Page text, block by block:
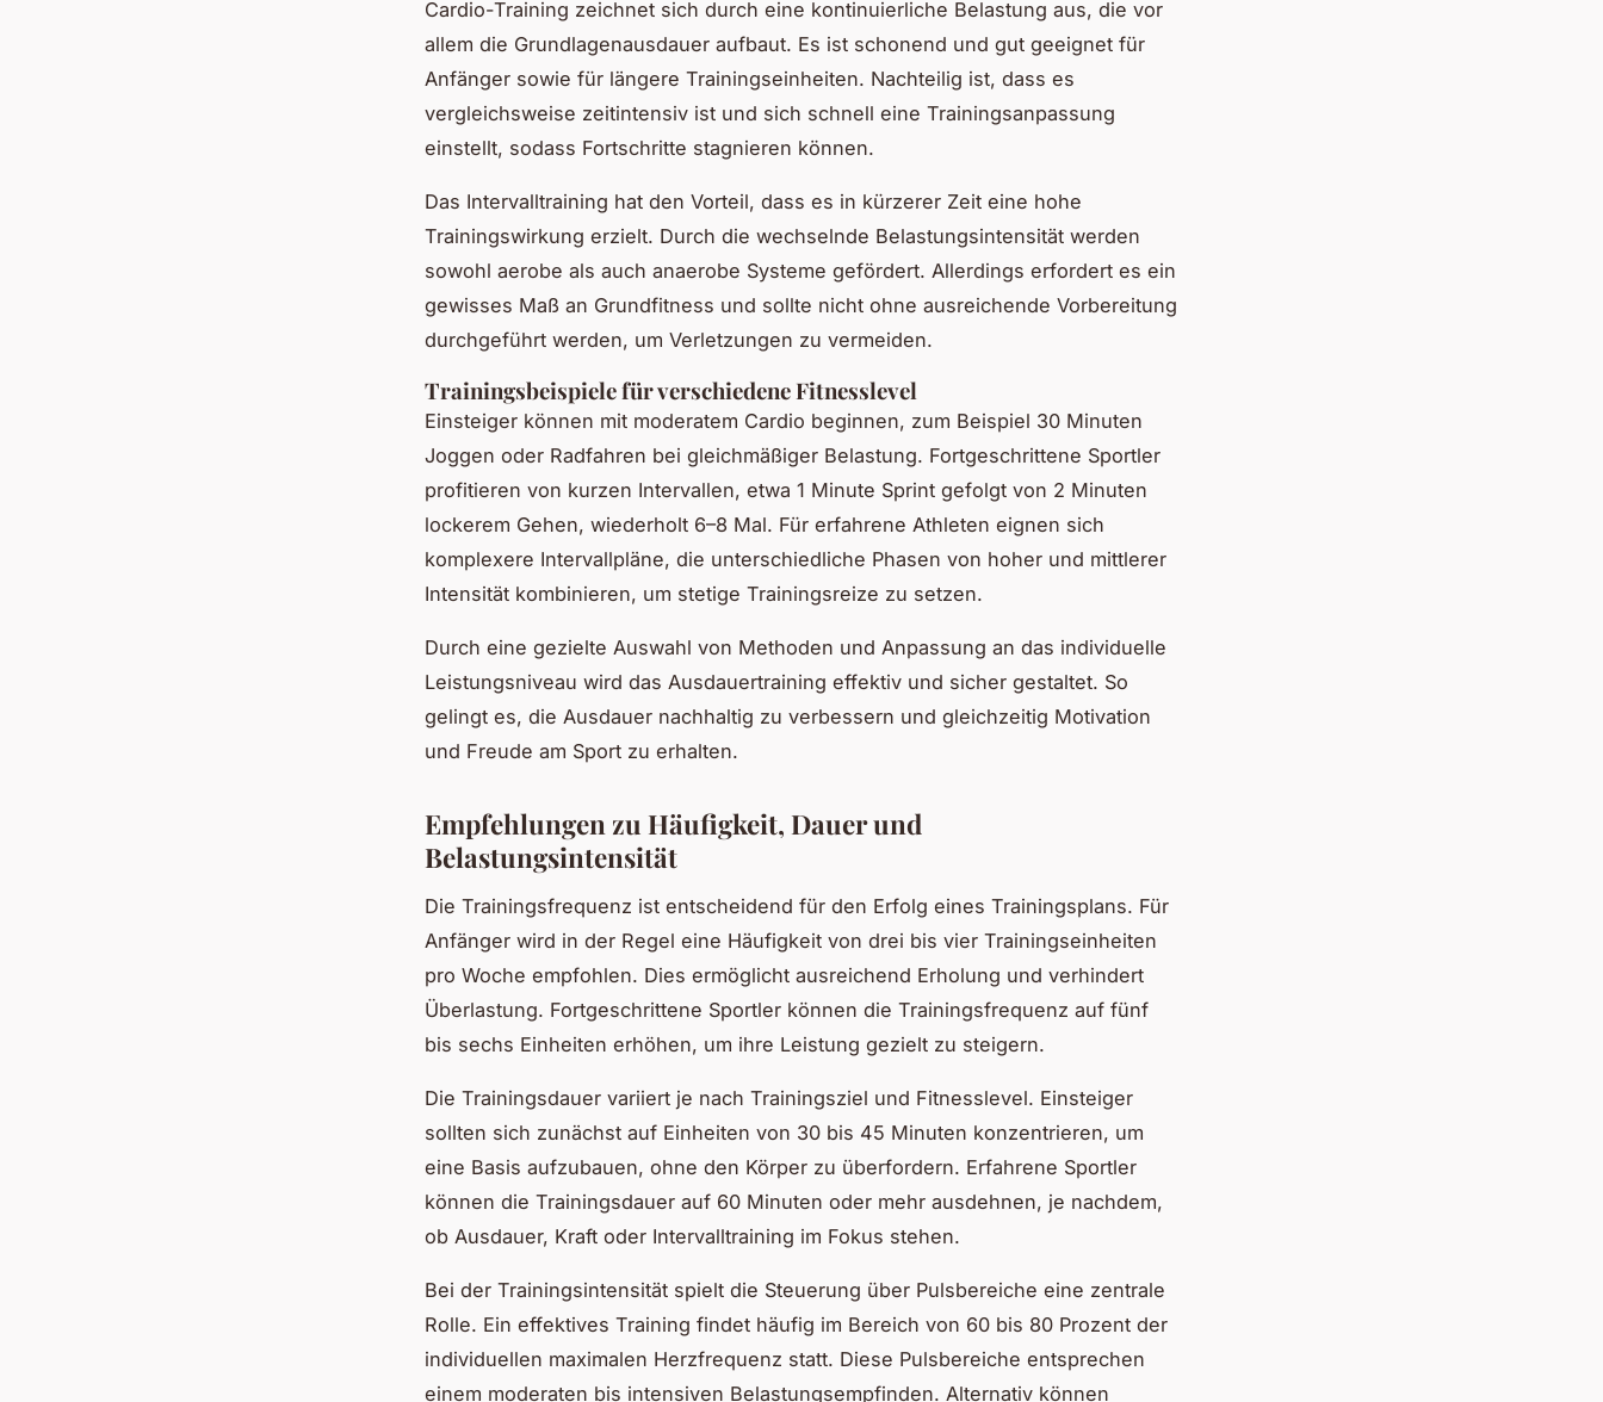
Cardio-Training zeichnet sich durch eine kontinuierliche Belastung aus, die vor
allem die Grundlagenausdauer aufbaut. Es ist schonend und gut geeignet für
Anfänger sowie für längere Trainingseinheiten. Nachteilig ist, dass es
vergleichsweise zeitintensiv ist und sich schnell eine Trainingsanpassung
einstellt, sodass Fortschritte stagnieren können.
Das Intervalltraining hat den Vorteil, dass es in kürzerer Zeit eine hohe
Trainingswirkung erzielt. Durch die wechselnde Belastungsintensität werden
sowohl aerobe als auch anaerobe Systeme gefördert. Allerdings erfordert es ein
gewisses Maß an Grundfitness und sollte nicht ohne ausreichende Vorbereitung
durchgeführt werden, um Verletzungen zu vermeiden.
Trainingsbeispiele für verschiedene Fitnesslevel
Einsteiger können mit moderatem Cardio beginnen, zum Beispiel 30 Minuten
Joggen oder Radfahren bei gleichmäßiger Belastung. Fortgeschrittene Sportler
profitieren von kurzen Intervallen, etwa 1 Minute Sprint gefolgt von 2 Minuten
lockerem Gehen, wiederholt 6–8 Mal. Für erfahrene Athleten eignen sich
komplexere Intervallpläne, die unterschiedliche Phasen von hoher und mittlerer
Intensität kombinieren, um stetige Trainingsreize zu setzen.
Durch eine gezielte Auswahl von Methoden und Anpassung an das individuelle
Leistungsniveau wird das Ausdauertraining effektiv und sicher gestaltet. So
gelingt es, die Ausdauer nachhaltig zu verbessern und gleichzeitig Motivation
und Freude am Sport zu erhalten.
Empfehlungen zu Häufigkeit, Dauer und
Belastungsintensität
Die Trainingsfrequenz ist entscheidend für den Erfolg eines Trainingsplans. Für
Anfänger wird in der Regel eine Häufigkeit von drei bis vier Trainingseinheiten
pro Woche empfohlen. Dies ermöglicht ausreichend Erholung und verhindert
Überlastung. Fortgeschrittene Sportler können die Trainingsfrequenz auf fünf
bis sechs Einheiten erhöhen, um ihre Leistung gezielt zu steigern.
Die Trainingsdauer variiert je nach Trainingsziel und Fitnesslevel. Einsteiger
sollten sich zunächst auf Einheiten von 30 bis 45 Minuten konzentrieren, um
eine Basis aufzubauen, ohne den Körper zu überfordern. Erfahrene Sportler
können die Trainingsdauer auf 60 Minuten oder mehr ausdehnen, je nachdem,
ob Ausdauer, Kraft oder Intervalltraining im Fokus stehen.
Bei der Trainingsintensität spielt die Steuerung über Pulsbereiche eine zentrale
Rolle. Ein effektives Training findet häufig im Bereich von 60 bis 80 Prozent der
individuellen maximalen Herzfrequenz statt. Diese Pulsbereiche entsprechen
einem moderaten bis intensiven Belastungsempfinden. Alternativ können